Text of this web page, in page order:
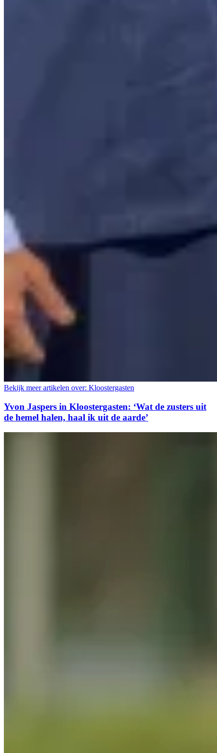
Bekijk meer artikelen over: Kloostergasten
Yvon Jaspers in Kloostergasten: ‘Wat de zusters uit
de hemel halen, haal ik uit de aarde’